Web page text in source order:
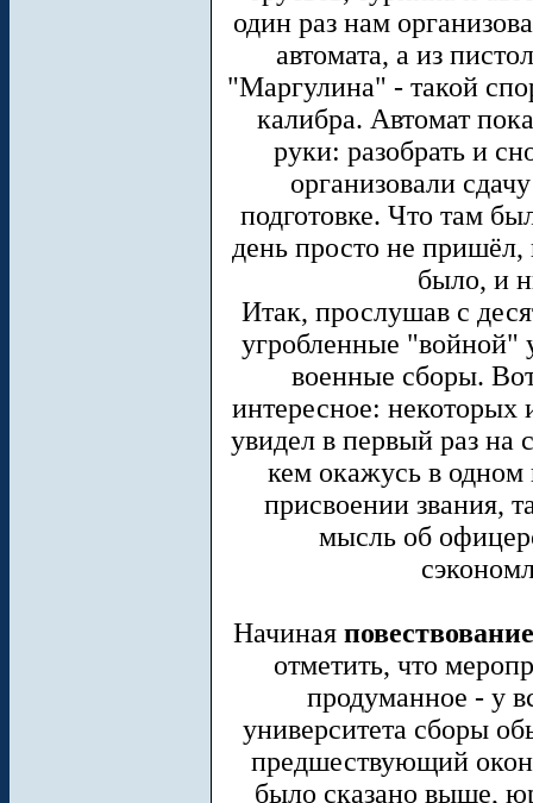
один раз нам
автомата, а из
"Маргулина" - такой
калибра. Автомат
руки: разобрать и
организовали
подготовке. Что там
день просто не
было, и
Итак, прослушав с
угробленные "войной"
военные сборы.
интересное: некоторых
увидел в первый раз на
кем окажусь в
присвоении звания,
мысль об
Начиная
отметить, что
продуманное - у
университета сборы
предшествующий
было сказано выше,